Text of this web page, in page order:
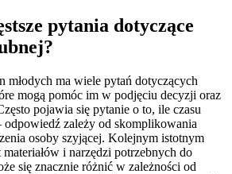
pytania dotyczące
młodych ma wiele pytań dotyczących
mogą pomóc im w podjęciu decyzji oraz
pojawia się pytanie o to, ile czasu
odpowiedź zależy od skomplikowania
osoby szyjącej. Kolejnym istotnym
i narzędzi potrzebnych do
się znacznie różnić w zależności od